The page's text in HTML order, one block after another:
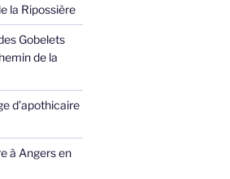
la Ripossière
Gobelets
de la
d’apothicaire
à Angers en